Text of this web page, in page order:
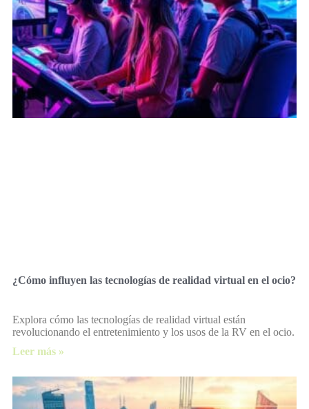
¿Cómo influyen las tecnologías de realidad virtual en el ocio?
Explora cómo las tecnologías de realidad virtual están
revolucionando el entretenimiento y los usos de la RV en el ocio.
Leer más »